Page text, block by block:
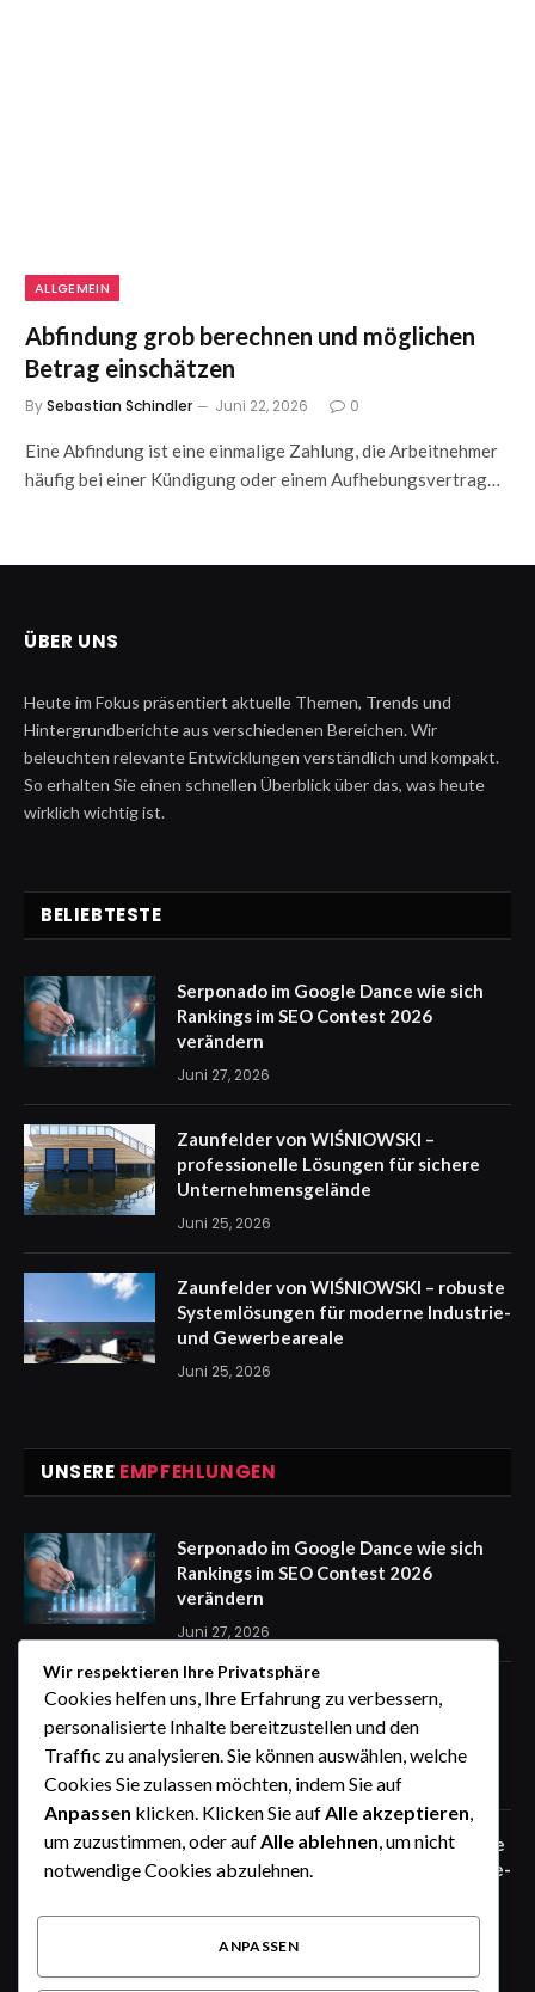
ALLGEMEIN
Abfindung grob berechnen und möglichen
Betrag einschätzen
BySebastian Schindler Juni 22, 2026 0
Eine Abfindung ist eine einmalige Zahlung, die Arbeitnehmer
häufig bei einer Kündigung oder einem Aufhebungsvertrag…
ÜBER UNS
Heute im Fokus präsentiert aktuelle Themen, Trends und
Hintergrundberichte aus verschiedenen Bereichen. Wir
beleuchten relevante Entwicklungen verständlich und kompakt.
So erhalten Sie einen schnellen Überblick über das, was heute
wirklich wichtig ist.
BELIEBTESTE
Serponado im Google Dance wie sich
Rankings im SEO Contest 2026
verändern
Juni 27, 2026
Zaunfelder von WIŚNIOWSKI –
professionelle Lösungen für sichere
Unternehmensgelände
Juni 25, 2026
Zaunfelder von WIŚNIOWSKI – robuste
Systemlösungen für moderne Industrie-
und Gewerbeareale
Juni 25, 2026
UNSERE EMPFEHLUNGEN
Serponado im Google Dance wie sich
Rankings im SEO Contest 2026
verändern
Juni 27, 2026
Zaunfelder von WIŚNIOWSKI –
professionelle Lösungen für sichere
Unternehmensgelände
Juni 25, 2026
Zaunfelder von WIŚNIOWSKI – robuste
Systemlösungen für moderne Industrie-
Wir respektieren Ihre Privatsphäre
Cookies helfen uns, Ihre Erfahrung zu verbessern,
personalisierte Inhalte bereitzustellen und den
Traffic zu analysieren. Sie können auswählen, welche
Cookies Sie zulassen möchten, indem Sie auf
Anpassen klicken. Klicken Sie aufAlle akzeptieren,
um zuzustimmen, oder aufAlle ablehnen, um nicht
notwendige Cookies abzulehnen.
ANPASSEN